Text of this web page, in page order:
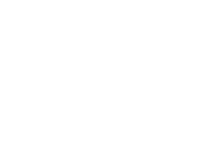
Salt бежевые